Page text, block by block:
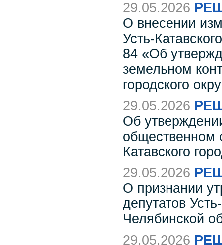
29.05.2026
О внесении
Усть-
84 «Об
земельном
городского
29.05.2026
Об
общественном
Катавского
29.05.2026
О признании
депутатов
Челябинской
29.05.2026